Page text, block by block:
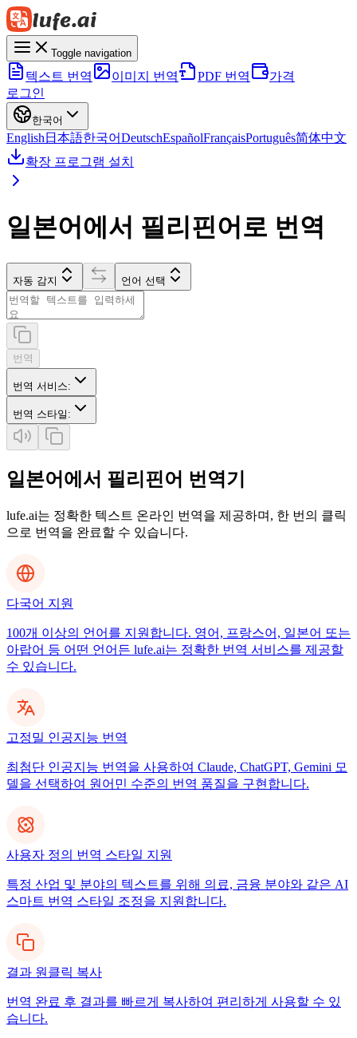
Toggle navigation
텍스트 번역 이미지 번역 PDF 번역
가격
로그인
한국어
English 日本語한국어DeutschEspañolFrançaisPortuguês简体中文
확장 프로그램 설치
일본어에서 필리핀어로 번역
자동 감지 언어 선택
번역
번역 서비스:
번역 스타일 :
일본어에서 필리핀어 번역기
lufe.ai는 정확한 텍스트 온라인 번역을 제공하며, 한 번의 클릭
으로 번역을 완료할 수 있습니다.
다국어 지원
100개 이상의 언어를 지원합니다. 영어, 프랑스어, 일본어 또는
아랍어 등 어떤 언어든 lufe.ai는 정확한 번역 서비스를 제공할
수 있습니다.
고정밀 인공지능 번역
최첨단 인공지능 번역을 사용하여 Claude, ChatGPT, Gemini 모
델을 선택하여 원어민 수준의 번역 품질을 구현합니다.
사용자 정의 번역 스타일 지원
특정 산업 및 분야의 텍스트를 위해 의료, 금융 분야와 같은 AI
스마트 번역 스타일 조정을 지원합니다.
결과 원클릭 복사
번역 완료 후 결과를 빠르게 복사하여 편리하게 사용할 수 있
습니다.